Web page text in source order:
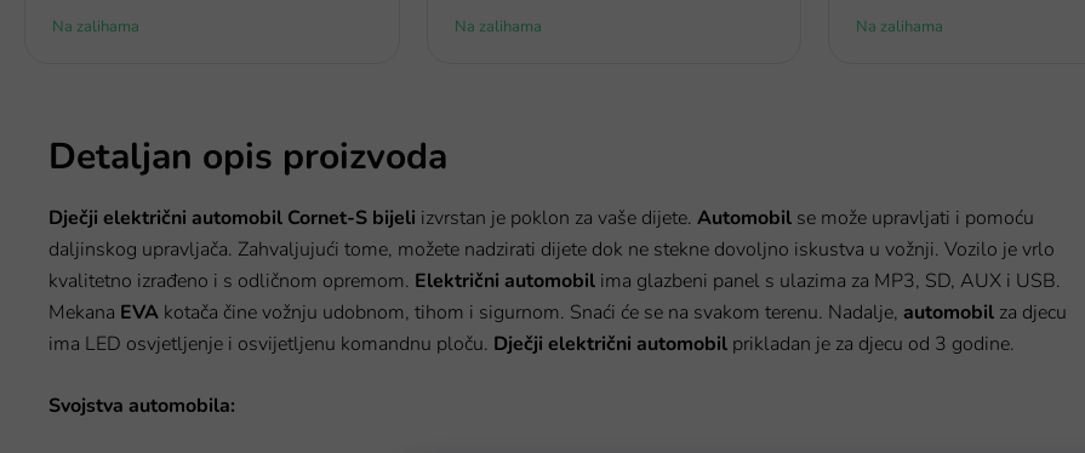
Na zalihama Na zalihama Na zalihama
Detaljan opis proizvoda
Dječji električni automobil Cornet-S bijeli izvrstan je poklon za vaše dijete. Automobil se može upravljati i pomoću
daljinskog upravljača. Zahvaljujući tome, možete nadzirati dijete dok ne stekne dovoljno iskustva u vožnji. Vozilo je vrlo
kvalitetno izrađeno i s odličnom opremom. Električni automobil ima glazbeni panel s ulazima za MP3, SD, AUX i USB.
Mekana EVA kotača čine vožnju udobnom, tihom i sigurnom. Snaći će se na svakom terenu. Nadalje, automobil za djecu
ima LED osvjetljenje i osvijetljenu komandnu ploču. Dječji električni automobil prikladan je za djecu od 3 godine.
Svojstva automobila: